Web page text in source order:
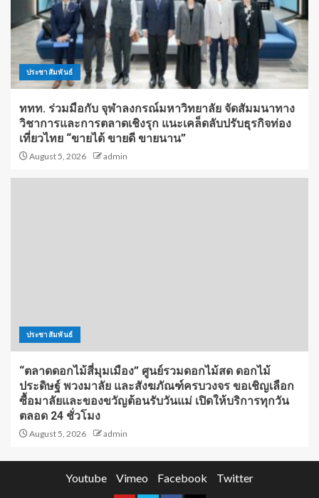
ประชาสัมพันธ์
ททท. ร่วมมือกับ จุฬาลงกรณ์มหาวิทยาลัย จัดสัมมนาทาง
วิชาการและการตลาดเชิงรุก แนะเคล็ดลับปรับธุรกิจท่อง
เที่ยวไทย “ขายได้ ขายดี ขายนาน”
August 5, 2026 admin
ประชาสัมพันธ์
“ตลาดดอกไม้สี่มุมเมือง” ศูนย์รวมดอกไม้สด ดอกไม้
ประดิษฐ์ พวงมาลัย และสังฆภัณฑ์ครบวงจร ขอเชิญเลือก
ซื้อมาลัยและของขวัญต้อนรับวันแม่ เปิดให้บริการทุกวัน
ตลอด 24 ชั่วโมง
August 5, 2026 admin
Youtube Vimeo Facebook Twitter